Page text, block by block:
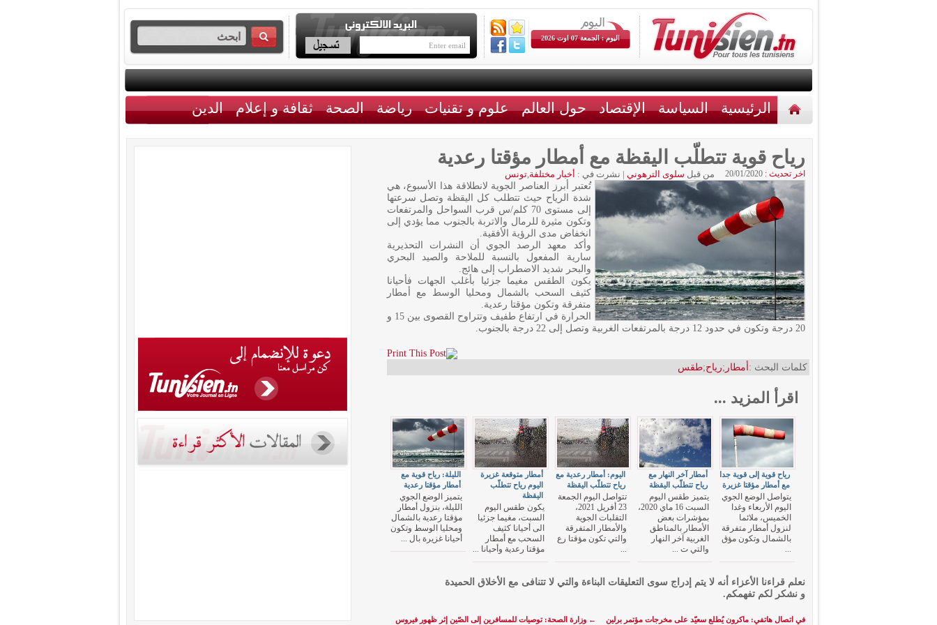
اليوم : الجمعة 07 اوت 2026
الرئيسية السياسة الإقتصاد حول العالم علوم و تقنيات رياضة الصحة ثقافة و إعلام الدين
اتصل بنا
رياح قوية تتطلّب اليقظة مع أمطار مؤقتا رعدية
اخر تحديث : 20/01/2020 من قبل سلوى الترهوني | نشرت في : أخبار مختلفة,تونس
تُعتبر أبرز العناصر الجوية لانطلاقة هذا الأسبوع، هي
شدة الرياح حيث تتطلب كل اليقظة وتصل سرعتها
إلى مستوى 70 كلم/س قرب السواحل والمرتفعات
وتكون مثيرة للرمال والاتربة بالجنوب مما يؤدي إلى
انخفاض مدى الرؤية الأفقية.
وأكد معهد الرصد الجوي أن النشرات التحذيرية
سارية المفعول بالنسبة للملاحة والصيد البحري
والبحر شديد الاضطراب إلى هائج.
يكون الطقس مغيما جزئيا بأغلب الجهات فأحيانا
كثيف السحب بالشمال ومحليا الوسط مع أمطار
متفرقة وتكون مؤقتا رعدية.
الحرارة في ارتفاع طفيف وتتراوح القصوى بين 15 و
20 درجة وتكون في حدود 12 درجة بالمرتفعات الغربية وتصل إلى 22 درجة بالجنوب.
كلمات البحث : أمطار ;رياح;طقس
اقرأ المزيد ...
الليلة: رياح قوية مع
أمطار مؤقتا رعدية
يتميز الوضع الجوي
الليلة، بنزول أمطار
مؤقتا رعدية بالشمال
ومحليا الوسط وتكون
أحيانا غزيرة بال ...
أمطار متوقعة غزيرة
اليوم رياح تتطلّب
اليقظة
يكون طقس اليوم
السبت، مغيما جزئيا
الى أحيانا كثيف
السحب مع أمطار
مؤقتا رعدية وأحيانا ...
اليوم: أمطار رعدية مع
رياح تتطلّب اليقظة
تتواصل اليوم الجمعة
23 أفريل 2021،
التقلبات الجوية
والأمطار المتفرقة
والتي تكون مؤقتا رع
...
أمطار آخر النهار مع
رياح تتطلّب اليقظة
يتميز طقس اليوم
السبت 16 ماي 2020،
بمؤشرات بعض
الأمطار بالمناطق
الغربية آخر النهار
والتي ت ...
رياح قوية إلى قوية جدا
مع أمطار مؤقتا غزيرة
يتواصل الوضع الجوي
اليوم الأربعاء وغدا
الخميس، ملائما
لنزول أمطار متفرقة
بالشمال وتكون مؤق
...
نعلم قراءنا الأعزاء أنه لا يتم إدراج سوى التعليقات البناءة والتي لا تتنافى مع الأخلاق الحميدة
و نشكر لكم تفهمكم.
← وزارة الصحة: توصيات للمسافرين إلى الصّين إثر ظهور فيروس في اتصال هاتفي: ماكرون يُطلع سعيّد على مخرجات مؤتمر برلين